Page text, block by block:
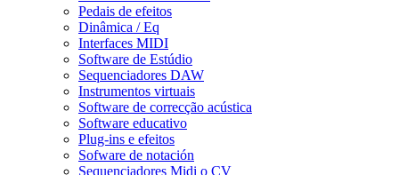
Pedais de efeitos
Dinâmica / Eq
Interfaces MIDI
Software de Estúdio
Sequenciadores DAW
Instrumentos virtuais
Software de correcção acústica
Software educativo
Plug-ins e efeitos
Sofware de notación
Sequenciadores Midi o CV